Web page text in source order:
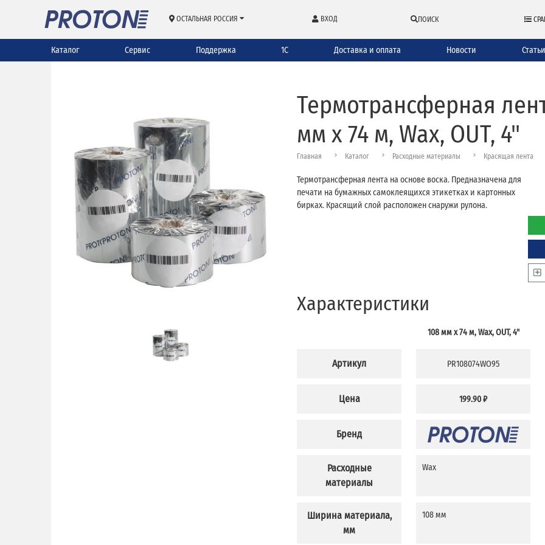
ОСТАЛЬНАЯ РОССИЯ ВХОД ПОИСК
Каталог Сервис Поддержка 1С Доставка и оплата Новости Статьи
Термотрансферная
мм x 74 м, Wax, OUT, 4"
Главная Каталог Расходные материалы Красящая лента
Термотрансферная лента на основе воска. Предназначена для
печати на бумажных самоклеящихся этикетках и картонных
бирках. Красящий слой расположен снаружи рулона.
Характеристики
Артикул
Цена
Бренд
Расходные
материалы
Ширина материала,
мм
108 мм х 74 м, Wax, OUT, 4"
PR108074WO95
199.90 ₽
Wax
108 мм